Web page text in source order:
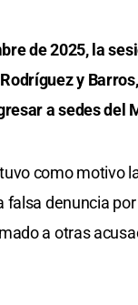
de 2025, la
y
a sedes del
como motivo
falsa denuncia
a otras